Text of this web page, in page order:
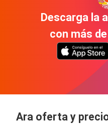
Descarga la
con más
Ara oferta y